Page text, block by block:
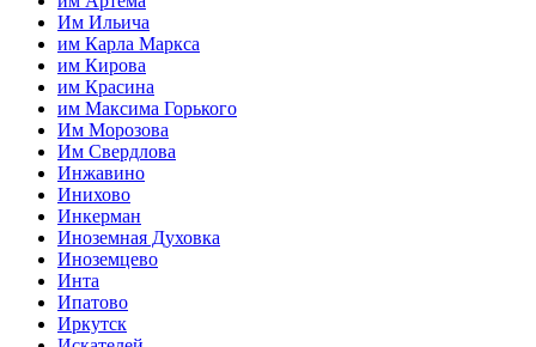
Им Ильича
им Карла Маркса
им Кирова
им Красина
им Максима Горького
Им Морозова
Им Свердлова
Инжавино
Инихово
Инкерман
Иноземная Духовка
Иноземцево
Инта
Ипатово
Иркутск